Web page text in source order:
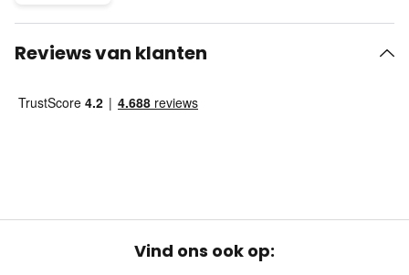
Reviews van klanten
Vind ons ook op: